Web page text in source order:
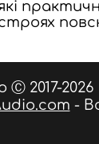
2017-2026
-